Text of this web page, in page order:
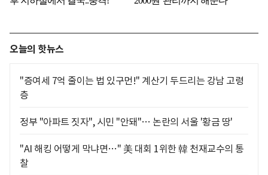
오늘의 핫뉴스
"증여세 7억 줄이는 법 있구먼!" 계산기 두드리는 강남 고령
층
정부 "아파트 짓자", 시민 "안돼"… 논란의 서울 '황금 땅'
"AI 해킹 어떻게 막냐면…" 美 대회 1위한 韓 천재교수의 통
찰